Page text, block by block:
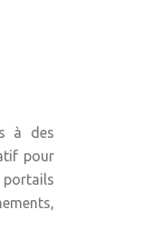
à des
pour